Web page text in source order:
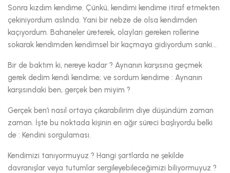
Sonra kızdım kendime. Çünkü, kendimi kendime itiraf etmekten
çekiniyordum aslında. Yani bir nebze de olsa kendimden
kaçıyordum. Bahaneler üreterek, olayları gereken rollerine
sokarak kendimden kendimsel bir kaçmaya gidiyordum sanki...
Bir de baktım ki, nereye kadar ? Aynanın karşısına geçmek
gerek dedim kendi kendime; ve sordum kendime : Aynanın
karşısındaki ben, gerçek ben miyim ?
Gerçek ben’i nasıl ortaya çıkarabilirim diye düşündüm zaman
zaman. İşte bu noktada kişinin en ağır süreci başlıyordu belki
de : Kendini sorgulaması.
Kendimizi tanıyormuyuz ? Hangi şartlarda ne şekilde
davranışlar veya tutumlar sergileyebileceğimizi biliyormuyuz ?